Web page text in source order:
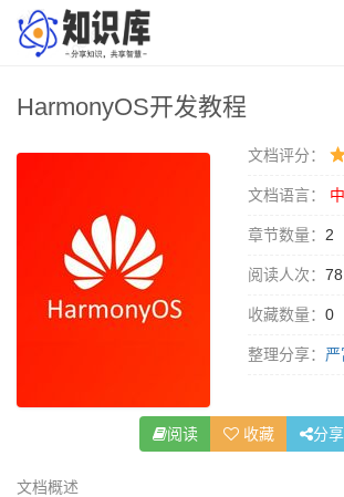
HarmonyOS开发教程
文档评分：
文档语言：
章节数量： 2
阅读人次：
收藏数量： 0
整理分享：
阅读 收藏 分享
文档概述